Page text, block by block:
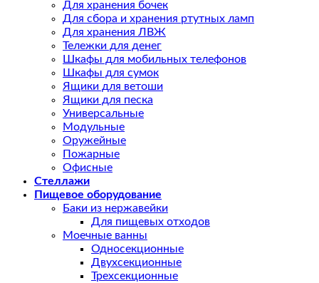
Для хранения бочек
Для сбора и хранения ртутных ламп
Для хранения ЛВЖ
Тележки для денег
Шкафы для мобильных телефонов
Шкафы для сумок
Ящики для ветоши
Ящики для песка
Универсальные
Модульные
Оружейные
Пожарные
Офисные
Стеллажи
Пищевое оборудование
Баки из нержавейки
Для пищевых отходов
Моечные ванны
Односекционные
Двухсекционные
Трехсекционные